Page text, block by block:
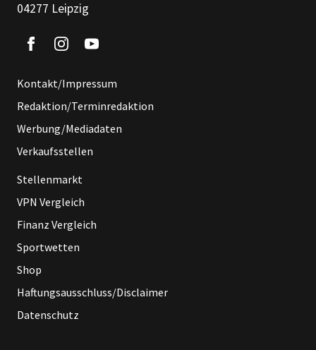
04277 Leipzig
Kontakt/Impressum
Redaktion/Terminredaktion
Werbung/Mediadaten
Verkaufsstellen
Stellenmarkt
VPN Vergleich
Finanz Vergleich
Sportwetten
Shop
Haftungsausschluss/Disclaimer
Datenschutz